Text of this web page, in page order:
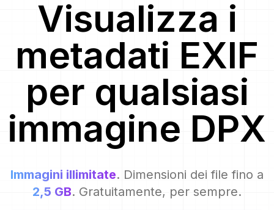
Visualizza i
metadati EXIF
per qualsiasi
immagine DPX
Immagini illimitate. Dimensioni dei file fino a
2,5 GB. Gratuitamente, per sempre.